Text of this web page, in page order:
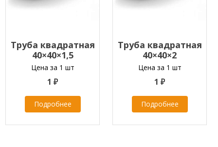
Труба квадратная
40×40×1,5
Цена за 1 шт
1 ₽
Подробнее
Труба квадратная
40×40×2
Цена за 1 шт
1 ₽
Подробнее